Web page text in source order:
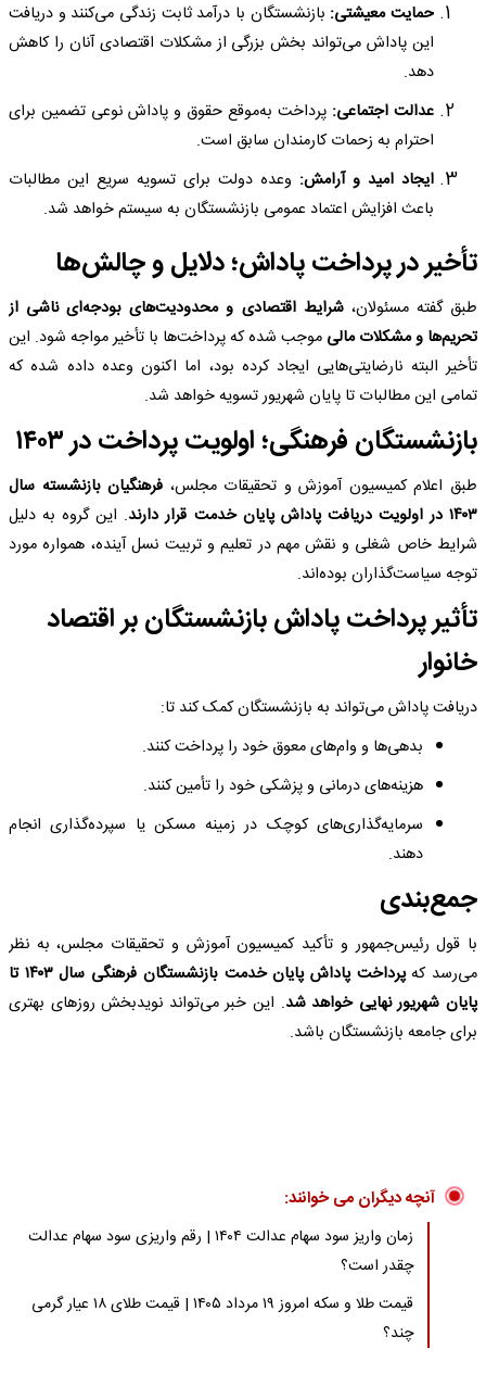
حمایت معیشتی: بازنشستگان با درآمد ثابت زندگی می‌کنند و دریافت
این پاداش می‌تواند بخش بزرگی از مشکلات اقتصادی آنان را کاهش
دهد.
عدالت اجتماعی: پرداخت به‌موقع حقوق و پاداش نوعی تضمین برای
احترام به زحمات کارمندان سابق است.
ایجاد امید و آرامش: وعده دولت برای تسویه سریع این مطالبات
باعث افزایش اعتماد عمومی بازنشستگان به سیستم خواهد شد.
تأخیر در پرداخت پاداش؛ دلایل و چالش‌ها
طبق گفته مسئولان،شرایط اقتصادی و محدودیت‌های بودجه‌ای ناشی از
تحریم‌ها و مشکلات مالی موجب شده که پرداخت‌ها با تأخیر مواجه شود. این
تأخیر البته نارضایتی‌هایی ایجاد کرده بود، اما اکنون وعده داده شده که
تمامی این مطالبات تا پایان شهریور تسویه خواهد شد.
بازنشستگان فرهنگی؛ اولویت پرداخت در ۱۴۰۳
طبق اعلام کمیسیون آموزش و تحقیقات مجلس، فرهنگیان بازنشسته سال
۱۴۰۳ در اولویت دریافت پاداش پایان خدمت قرار دارند
. این گروه به دلیل
شرایط خاص شغلی و نقش مهم در تعلیم و تربیت نسل آینده، همواره مورد
توجه سیاست‌گذاران بوده‌اند.
تأثیر پرداخت پاداش بازنشستگان بر اقتصاد
خانوار
دریافت پاداش می‌تواند به بازنشستگان کمک کند تا:
بدهی‌ها و وام‌های معوق خود را پرداخت کنند.
هزینه‌های درمانی و پزشکی خود را تأمین کنند.
سرمایه‌گذاری‌های کوچک در زمینه مسکن یا سپرده‌گذاری انجام
دهند.
جمع‌بندی
با قول رئیس‌جمهور و تأکید کمیسیون آموزش و تحقیقات مجلس، به نظر
می‌رسد که
پرداخت پاداش پایان خدمت بازنشستگان فرهنگی سال ۱۴۰۳ تا
پایان شهریور نهایی خواهد شد. این خبر می‌تواند نویدبخش روزهای بهتری
برای جامعه بازنشستگان باشد.
آنچه دیگران می خوانند:
زمان واریز سود سهام عدالت ۱۴۰۴ | رقم واریزی سود سهام عدالت
چقدر است؟
قیمت طلا و سکه امروز ۱۹ مرداد ۱۴۰۵ | قیمت طلای ۱۸ عیار گرمی
چند؟